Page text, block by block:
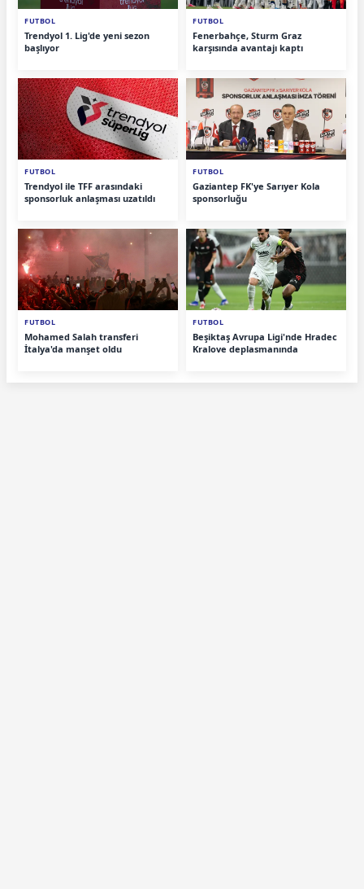
FUTBOL
Trendyol 1. Lig'de yeni sezon
başlıyor
FUTBOL
Fenerbahçe, Sturm Graz
karşısında avantajı kaptı
FUTBOL
Trendyol ile TFF arasındaki
sponsorluk anlaşması uzatıldı
FUTBOL
Gaziantep FK'ye Sarıyer Kola
sponsorluğu
FUTBOL
Mohamed Salah transferi
İtalya'da manşet oldu
FUTBOL
Beşiktaş Avrupa Ligi'nde Hradec
Kralove deplasmanında